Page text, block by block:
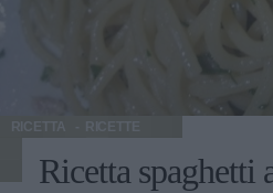
RICETTA
Ricetta spaghetti